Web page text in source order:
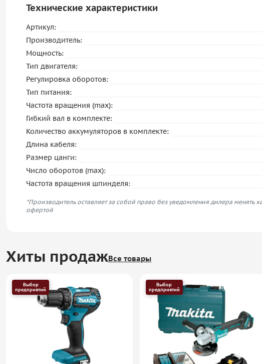
Технические характеристики
Артикул:
Производитель:
Мощность:
Тип двигателя:
Регулировка оборотов:
Тип питания:
Частота вращения (max):
Гибкий вал в комплекте:
Количество аккумуляторов в комплекте:
Длина кабеля:
Размер цанги:
Число оборотов (max):
Частота вращения шпинделя:
*Производитель оставляет за собой право без уведомления дилера
офертой
Хиты продажВсе товары
Выбор
предприятий
Выбор
предприятий